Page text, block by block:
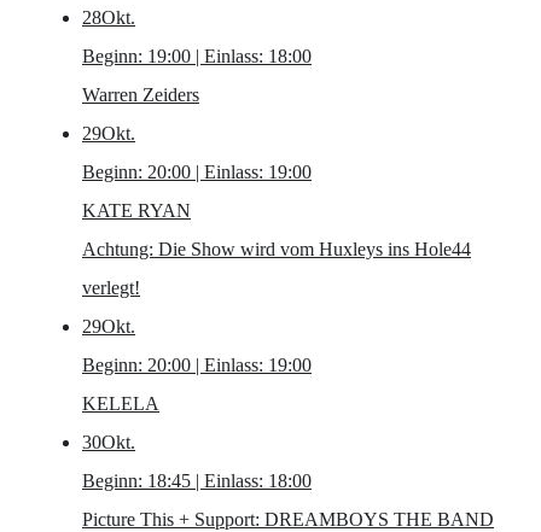
28Okt.
Beginn: 19:00 | Einlass: 18:00
Warren Zeiders
29Okt.
Beginn: 20:00 | Einlass: 19:00
KATE RYAN
Achtung: Die Show wird vom Huxleys ins Hole44
verlegt!
29Okt.
Beginn: 20:00 | Einlass: 19:00
KELELA
30Okt.
Beginn: 18:45 | Einlass: 18:00
Picture This + Support: DREAMBOYS THE BAND